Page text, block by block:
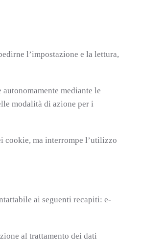
l’impostazione e la lettura,
mediante le
modalità di azione per i
cookie, ma interrompe l’utilizzo
ai seguenti recapiti: e-
al trattamento dei dati